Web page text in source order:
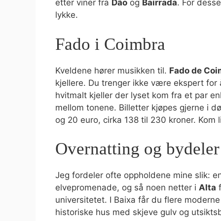
etter viner fra Dão og Bairrada. For
lykke.
Fado i Coimbra
Kveldene hører musikken til. Fado de
kjellere. Du trenger ikke være ekspert
hvitmalt kjeller der lyset kom fra et par
mellom tonene. Billetter kjøpes gjerne i
og 20 euro, cirka 138 til 230 kroner.
Overnatting og bydeler
Jeg fordeler ofte oppholdene mine slik:
elvepromenade, og så noen netter i Alta
universitetet. I Baixa får du flere
historiske hus med skjeve gulv og